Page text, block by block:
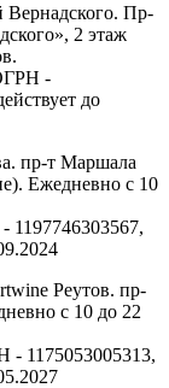
Пр-
2 этаж
-
до
пр-т Маршала
Ежедневно с 10
Реутов. пр-
с 10 до 22
1175053005313,